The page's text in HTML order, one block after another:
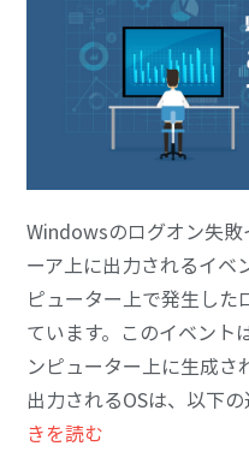
Windowsのログオン失
ーア上に出力されるイベ
ピューター上で発生した
ています。このイベント
ンピューター上に生成さ
出力されるOSは、以下
きを読む